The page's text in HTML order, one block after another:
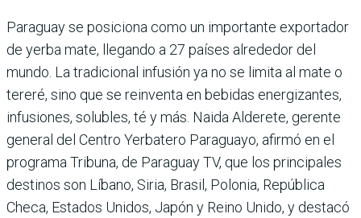
Paraguay se posiciona como un importante exportador
de yerba mate, llegando a 27 países alrededor del
mundo. La tradi­cional infusión ya no se limita al mate o
tereré, sino que se reinventa en bebidas energi­zantes,
infusiones, solubles, té y más. Naida Alderete, gerente
general del Centro Yerbatero Paraguayo, afirmó en el
pro­grama Tribuna, de Paraguay TV, que los principales
des­tinos son Líbano, Siria, Bra­sil, Polonia, República
Checa, Estados Unidos, Japón y Reino Unido, y destacó